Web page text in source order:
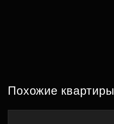
Похожие квартиры